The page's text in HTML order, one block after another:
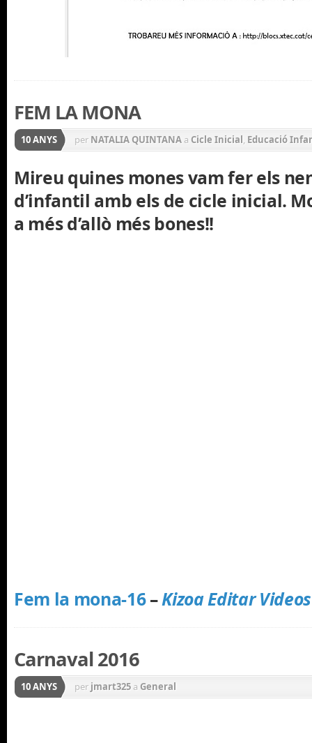
FEM LA MONA
10 ANYS per NATALIA QUINTANA a Cicle Inicial Educació
Mireu quines mones vam fer els
d’infantil amb els de cicle inicial.
a més d’allò més bones!!
Fem la mona-16–Kizoa Editar
Carnaval 2016
10 ANYS per jmart325 a General